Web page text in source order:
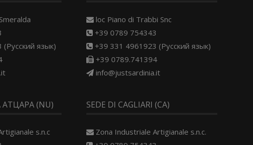
язык)
(NU)
s.n.c
loc Piano di Trabbi Snc
+39 0789 754343
+39 331 4961923 (Русский язык)
+39 0789.741394
info@justsardinia.it
SEDE DI CAGLIARI (CA)
Zona Industriale Artigianale s.n.c.